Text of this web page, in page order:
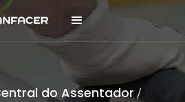
do Assentador /